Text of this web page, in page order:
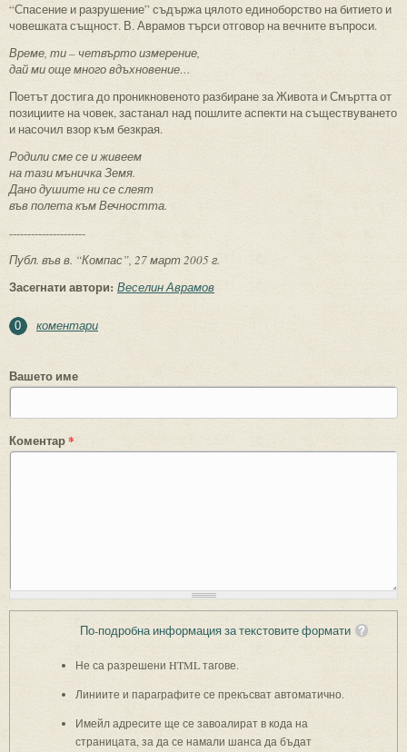
“Спасение и разрушение” съдържа цялото единоборство на битието и
човешката същност. В. Аврамов търси отговор на вечните въпроси.
Време, ти – четвърто измерение,
дай ми още много вдъхновение…
Поетът достига до проникновеното разбиране за Живота и Смъртта от
позициите на човек, застанал над пошлите аспекти на съществуването
и насочил взор към безкрая.
Родили сме се и живеем
на тази мъничка Земя.
Дано душите ни се слеят
във полета към Вечността.
---------------------
Публ. във в. “Компас”, 27 март 2005 г.
Засегнати автори: Веселин Аврамов
0 коментари
Вашето име
Коментар*
По-подробна информация за текстовите формати
Не са разрешени HTML тагове.
Линиите и параграфите се прекъсват автоматично.
Имейл адресите ще се завоалират в кода на
страницата, за да се намали шанса да бъдат